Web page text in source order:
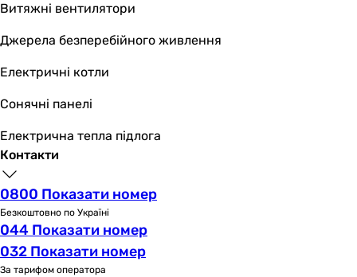
Витяжні вентилятори
Джерела безперебійного живлення
Електричні котли
Сонячні панелі
Електрична тепла підлога
Контакти
0800 Показати номер
Безкоштовно по Україні
044 Показати номер
032 Показати номер
За тарифом оператора